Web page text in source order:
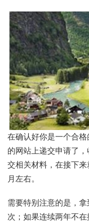
在确认好你是一个合
的网站上递交申请了
交相关材料，在接下
月左右。
需要特别注意的是，
次；如果连续两年不